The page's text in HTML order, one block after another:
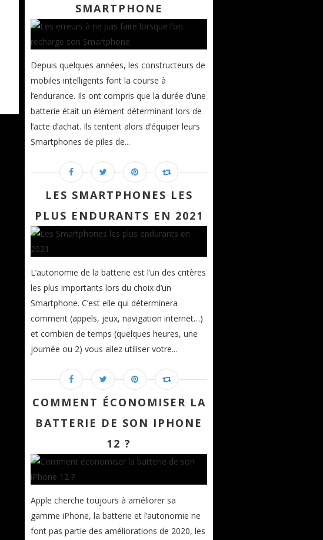
SMARTPHONE
Depuis quelques années, les constructeurs de
mobiles intelligents font la course à
l’endurance. Ils ont compris que la durée d’une
batterie était un élément déterminant lors de
l’acte d’achat. Ils tentent alors d’équiper leurs
Smartphones de piles de...
LES SMARTPHONES LES
PLUS ENDURANTS EN 2021
L’autonomie de la batterie est l’un des critères
les plus importants lors du choix d’un
Smartphone. C’est elle qui déterminera
comment (appels, jeux, navigation internet…)
et combien de temps (quelques heures, une
journée ou 2) vous allez utiliser votre...
COMMENT ÉCONOMISER LA
BATTERIE DE SON IPHONE
12 ?
Apple cherche toujours à améliorer sa
gamme iPhone, la batterie et l’autonomie ne
font pas partie des améliorations de 2020, les